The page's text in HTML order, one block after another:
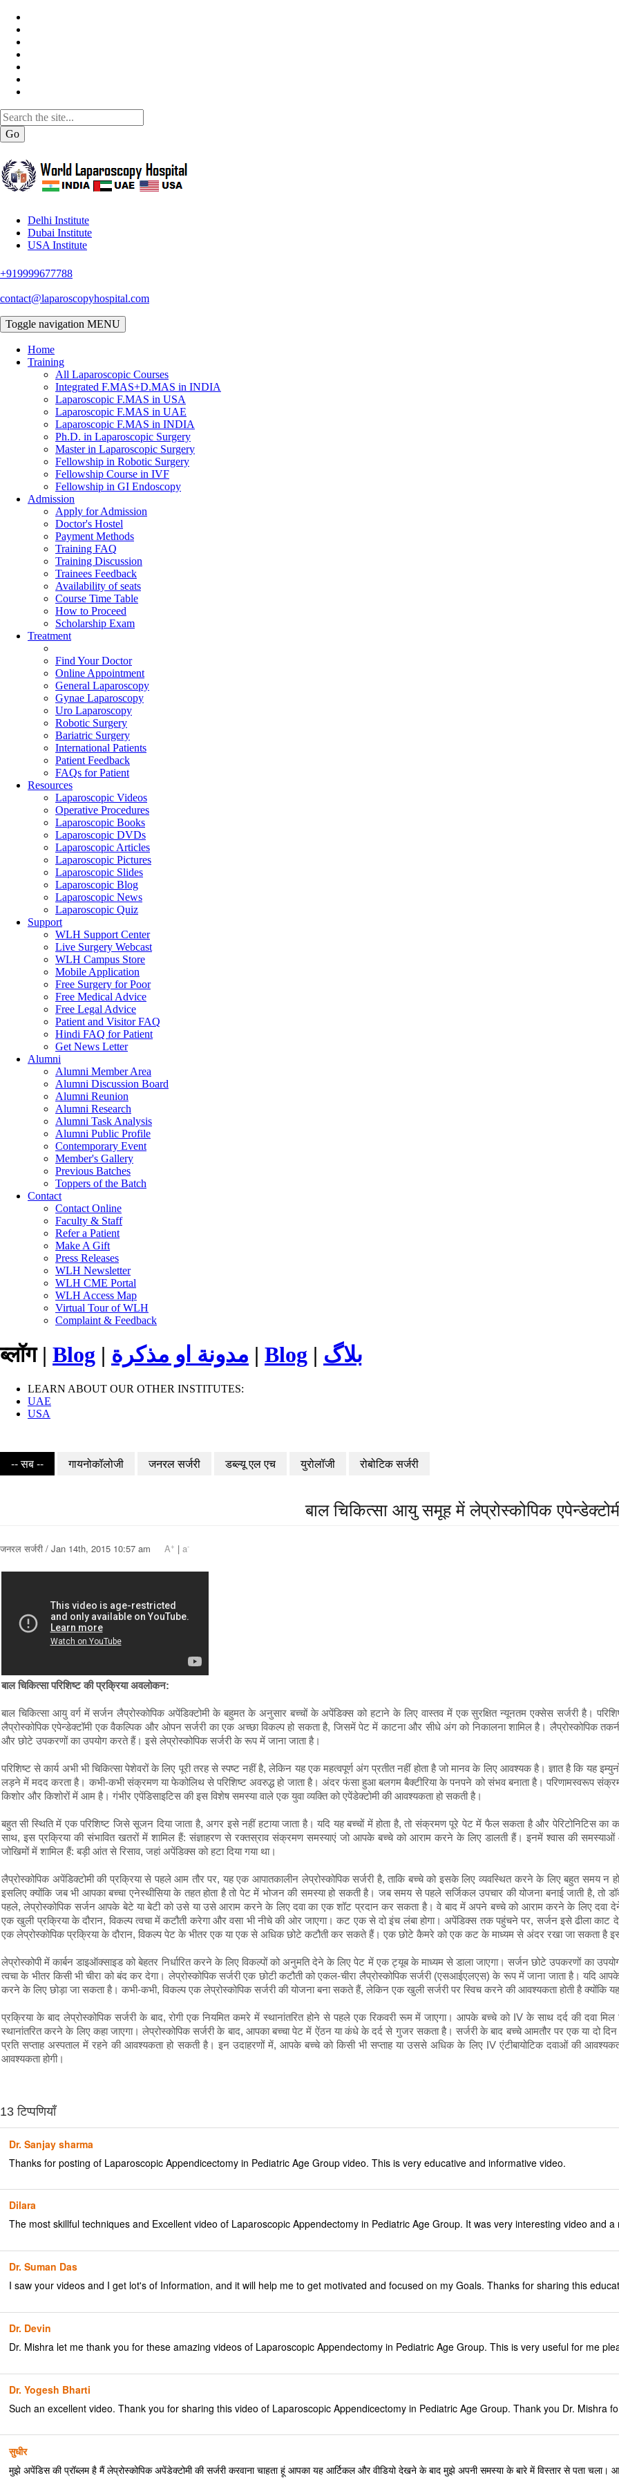
Go
Delhi Institute
Dubai Institute
USA Institute
+919999677788
contact@laparoscopyhospital.com
Toggle navigation MENU
Home
Training
All Laparoscopic Courses
Integrated F.MAS+D.MAS in INDIA
Laparoscopic F.MAS in USA
Laparoscopic F.MAS in UAE
Laparoscopic F.MAS in INDIA
Ph.D. in Laparoscopic Surgery
Master in Laparoscopic Surgery
Fellowship in Robotic Surgery
Fellowship Course in IVF
Fellowship in GI Endoscopy
Admission
Apply for Admission
Doctor's Hostel
Payment Methods
Training FAQ
Training Discussion
Trainees Feedback
Availability of seats
Course Time Table
How to Proceed
Scholarship Exam
Treatment
Find Your Doctor
Online Appointment
General Laparoscopy
Gynae Laparoscopy
Uro Laparoscopy
Robotic Surgery
Bariatric Surgery
International Patients
Patient Feedback
FAQs for Patient
Resources
Laparoscopic Videos
Operative Procedures
Laparoscopic Books
Laparoscopic DVDs
Laparoscopic Articles
Laparoscopic Pictures
Laparoscopic Slides
Laparoscopic Blog
Laparoscopic News
Laparoscopic Quiz
Support
WLH Support Center
Live Surgery Webcast
WLH Campus Store
Mobile Application
Free Surgery for Poor
Free Medical Advice
Free Legal Advice
Patient and Visitor FAQ
Hindi FAQ for Patient
Get News Letter
Alumni
Alumni Member Area
Alumni Discussion Board
Alumni Reunion
Alumni Research
Alumni Task Analysis
Alumni Public Profile
Contemporary Event
Member's Gallery
Previous Batches
Toppers of the Batch
Contact
Contact Online
Faculty & Staff
Refer a Patient
Make A Gift
Press Releases
WLH Newsletter
WLH CME Portal
WLH Access Map
Virtual Tour of WLH
Complaint & Feedback
ब्लॉग | Blog | مدونة او مذكرة | Blog | بلاگ
LEARN ABOUT OUR OTHER INSTITUTES:
UAE
USA
-- सब -- गायनोकॉलोजी जनरल सर्जरी डब्ल्यू एल एच युरोलॉजी रोबोटिक सर्जरी
बाल चिकित्सा आयु समूह में लेप्रोस्कोपिक
जनरल सर्जरी / Jan 14th, 2015 10:57 am A+ | a-
बाल चिकित्सा परिशिष्ट की प्रक्रिया अवलोकन:
बाल चिकित्सा आयु वर्ग में सर्जन लैप्रोस्कोपिक अपेंडिक्टोमी के बहुमत के अनुसार बच्चों के अपेंडिक्स को हटाने के लिए वास्तव में एक सुरक्षित न्यूनतम एक्सेस सर्जरी है।
लैप्रोस्कोपिक एपेन्डेक्टॉमी एक वैकल्पिक और ओपन सर्जरी का एक अच्छा विकल्प हो सकता है, जिसमें पेट में काटना और सीधे अंग को निकालना शामिल है। लैप्रोस्कोपिक
और छोटे उपकरणों का उपयोग करते हैं। इसे लेप्रोस्कोपिक सर्जरी के रूप में जाना जाता है।
परिशिष्ट से कार्य अभी भी चिकित्सा पेशेवरों के लिए पूरी तरह से स्पष्ट नहीं है, लेकिन यह एक महत्वपूर्ण अंग प्रतीत नहीं होता है जो मानव के लिए आवश्यक है। ज्ञात है कि यह
लड़ने में मदद करता है। कभी-कभी संक्रमण या फेकोलिथ से परिशिष्ट अवरुद्ध हो जाता है। अंदर फंसा हुआ बलगम बैक्टीरिया के पनपने को संभव बनाता है। परिणामस्वरूप
किशोर और किशोरों में आम है। गंभीर एपेंडिसाइटिस की इस विशेष समस्या वाले एक युवा व्यक्ति को एपेंडेक्टोमी की आवश्यकता हो सकती है।
बहुत सी स्थिति में एक परिशिष्ट जिसे सूजन दिया जाता है, अगर इसे नहीं हटाया जाता है। यदि यह बच्चों में होता है, तो संक्रमण पूरे पेट में फैल सकता है और पेरिटोनिटिस
साथ, इस प्रक्रिया की संभावित खतरों में शामिल हैं: संज्ञाहरण से रक्तस्राव संक्रमण समस्याएं जो आपके बच्चे को आराम करने के लिए डालती हैं। इनमें श्वास की समस्याओं
जोखिमों में शामिल हैं: बड़ी आंत से रिसाव, जहां अपेंडिक्स को हटा दिया गया था।
लैप्रोस्कोपिक अपेंडिक्टोमी की प्रक्रिया से पहले आम तौर पर, यह एक आपातकालीन लेप्रोस्कोपिक सर्जरी है, ताकि बच्चे को इसके लिए व्यवस्थित करने के लिए बहुत समय न
इसलिए क्योंकि जब भी आपका बच्चा एनेस्थीसिया के तहत होता है तो पेट में भोजन की समस्या हो सकती है। जब समय से पहले सर्जिकल उपचार की योजना बनाई जाती है,
पहले, लेप्रोस्कोपिक सर्जन आपके बेटे या बेटी को उसे या उसे आराम करने के लिए दवा का एक शॉट प्रदान कर सकता है। वे बाद में अपने बच्चे को आराम करने के लिए दवा
एक खुली प्रक्रिया के दौरान, विकल्प त्वचा में कटौती करेगा और वसा भी नीचे की ओर जाएगा। कट एक से दो इंच लंबा होगा। अपेंडिक्स तक पहुंचने पर, सर्जन इसे ढीला
एक लेप्रोस्कोपिक प्रक्रिया के दौरान, विकल्प पेट के भीतर एक या एक से अधिक छोटे कटौती कर सकते हैं। एक छोटे कैमरे को एक कट के माध्यम से अंदर रखा जा सकता है
लेप्रोस्कोपी में कार्बन डाइऑक्साइड को बेहतर निर्धारित करने के लिए विकल्पों को अनुमति देने के लिए पेट में एक ट्यूब के माध्यम से डाला जाएगा। सर्जन छोटे उपकरणों का
त्वचा के भीतर किसी भी चीरा को बंद कर देगा। लेप्रोस्कोपिक सर्जरी एक छोटी कटौती को एकल-चीरा लैप्रोस्कोपिक सर्जरी (एसआईएलएस) के रूप में जाना जाता है।
करने के लिए छोड़ा जा सकता है। कभी-कभी, विकल्प एक लेप्रोस्कोपिक सर्जरी की योजना बना सकते हैं, लेकिन एक खुली सर्जरी पर स्विच करने की आवश्यकता होती है क्योंकि
प्रक्रिया के बाद लेप्रोस्कोपिक सर्जरी के बाद, रोगी एक नियमित कमरे में स्थानांतरित होने से पहले एक रिकवरी रूम में जाएगा। आपके बच्चे को IV के साथ दर्द की दवा
स्थानांतरित करने के लिए कहा जाएगा। लेप्रोस्कोपिक सर्जरी के बाद, आपका बच्चा पेट में ऐंठन या कंधे के दर्द से गुजर सकता है। सर्जरी के बाद बच्चे आमतौर पर एक या दो
प्रति सप्ताह अस्पताल में रहने की आवश्यकता हो सकती है। इन उदाहरणों में, आपके बच्चे को किसी भी सप्ताह या उससे अधिक के लिए IV एंटीबायोटिक दवाओं की
आवश्यकता होगी।
13 टिप्पणियाँ
Dr. Sanjay sharma
Thanks for posting of Laparoscopic Appendicectomy in Pediatric Age Group video. This is very educative and informative video.
Dilara
The most skillful techniques and Excellent video of Laparoscopic Appendectomy in Pediatric Age Group. It was very interesting video and
Dr. Suman Das
I saw your videos and I get lot's of Information, and it will help me to get motivated and focused on my Goals. Thanks for sharing this
Dr. Devin
Dr. Mishra let me thank you for these amazing videos of Laparoscopic Appendectomy in Pediatric Age Group. This is very useful for me
Dr. Yogesh Bharti
Such an excellent video. Thank you for sharing this video of Laparoscopic Appendicectomy in Pediatric Age Group. Thank you Dr. Mishra
सुधीर
मुझे अपेंडिस की प्रॉब्लम है मैं लेप्रोस्कोपिक अपेंडेक्टोमी की सर्जरी करवाना चाहता हूं आपका यह आर्टिकल और वीडियो देखने के बाद मुझे अपनी समस्या के बारे में विस्तार से पता